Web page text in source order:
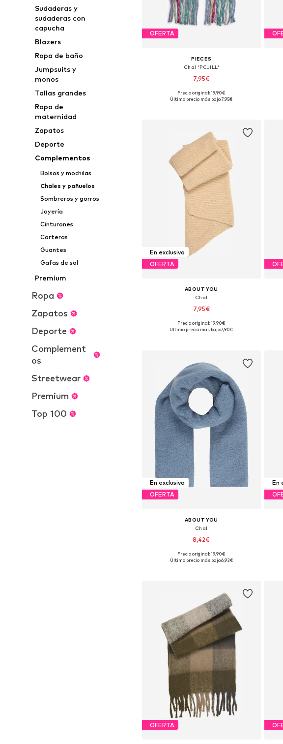
Sudaderas y
sudaderas con
capucha
Blazers
Ropa de baño
Jumpsuits y
monos
Tallas grandes
Ropa de
maternidad
Zapatos
Deporte
Complementos
Bolsos y mochilas
Chales y pañuelos
Sombreros y gorros
Joyería
Cinturones
Carteras
Guantes
Gafas de sol
Premium
Ropa
Zapatos
Deporte
Complement
os
Streetwear
Premium
Top 100
OFERTA
PIECES
Chal 'PCJILL'
7,95€
Tallas disponibles: One Size
Precio original: 19,90€
Último precio más bajo:7,95€
En exclusiva
OFERTA
ABOUT YOU
Chal
7,95€
Tallas disponibles: One Size
Precio original: 19,90€
Último precio más bajo:7,90€
En exclusiva
OFERTA
ABOUT YOU
Chal
8,42€
Tallas disponibles: One Size
Precio original: 19,90€
Último precio más bajo:6,93€
En
OFERTA